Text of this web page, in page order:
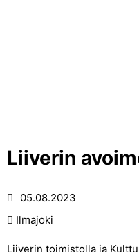
Liiverin
05.08.2023
Ilmajoki
Liiverin toimistolla ja